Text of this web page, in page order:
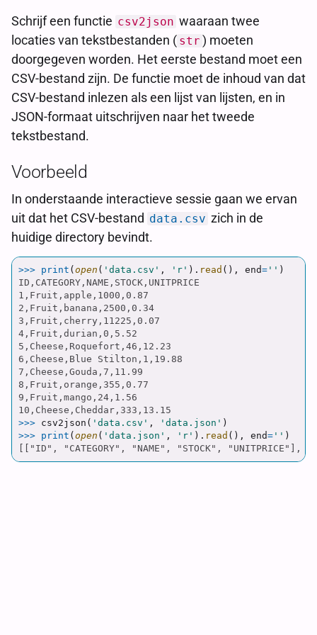
Schrijf een functie csv2json waaraan twee
locaties van tekstbestanden ( str ) moeten
doorgegeven worden. Het eerste bestand moet een
CSV-bestand zijn. De functie moet de inhoud van dat
CSV-bestand inlezen als een lijst van lijsten, en in
JSON-formaat uitschrijven naar het tweede
tekstbestand.
Voorbeeld
In onderstaande interactieve sessie gaan we ervan
uit dat het CSV-bestand data.csv zich in de
huidige directory bevindt.
>>> print ( open ( ' data.csv ' , ' r ' ). read (), end= '' )
ID,CATEGORY,NAME,STOCK,UNITPRICE
1,Fruit,apple,1000,0.87
2,Fruit,banana,2500,0.34
3,Fruit,cherry,11225,0.07
4,Fruit,durian,0,5.52
5,Cheese,Roquefort,46,12.23
6,Cheese,Blue Stilton,1,19.88
7,Cheese,Gouda,7,11.99
8,Fruit,orange,355,0.77
9,Fruit,mango,24,1.56
>>> csv2json ( ' data.csv ' , ' data.json ' )
>>> print ( open ( ' data.json ' , ' r ' ). read (), end= '' )